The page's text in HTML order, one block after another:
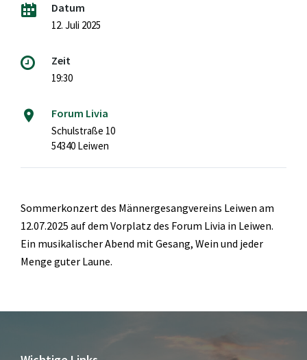
Datum
12. Juli 2025
Zeit
19:30
Forum Livia
Schulstraße 10
54340 Leiwen
Sommerkonzert des Männergesangvereins Leiwen am
12.07.2025 auf dem Vorplatz des Forum Livia in Leiwen.
Ein musikalischer Abend mit Gesang, Wein und jeder
Menge guter Laune.